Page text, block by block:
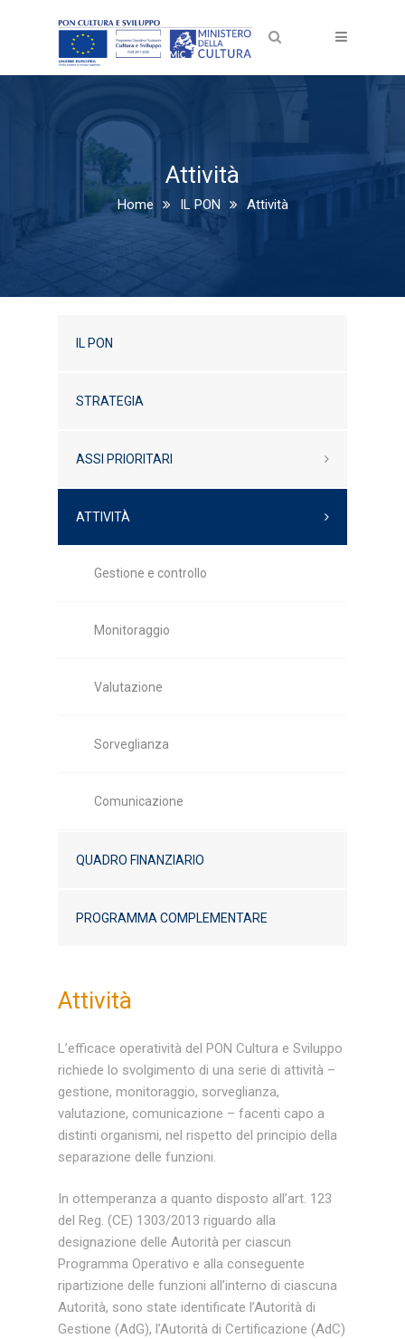
Attività
Home IL PON Attività
IL PON
STRATEGIA
ASSI PRIORITARI
ATTIVITÀ
Gestione e controllo
Monitoraggio
Valutazione
Sorveglianza
Comunicazione
QUADRO FINANZIARIO
PROGRAMMA COMPLEMENTARE
Attività
L’efficace operatività del PON Cultura e Sviluppo
richiede lo svolgimento di una serie di attività –
gestione, monitoraggio, sorveglianza,
valutazione, comunicazione – facenti capo a
distinti organismi, nel rispetto del principio della
separazione delle funzioni.
In ottemperanza a quanto disposto all’art. 123
del Reg. (CE) 1303/2013 riguardo alla
designazione delle Autorità per ciascun
Programma Operativo e alla conseguente
ripartizione delle funzioni all’interno di ciascuna
Autorità, sono state identificate l’Autorità di
Gestione (AdG), l’Autorità di Certificazione (AdC)